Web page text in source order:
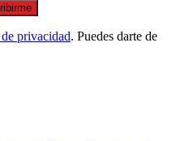
privacidad. Puedes darte de